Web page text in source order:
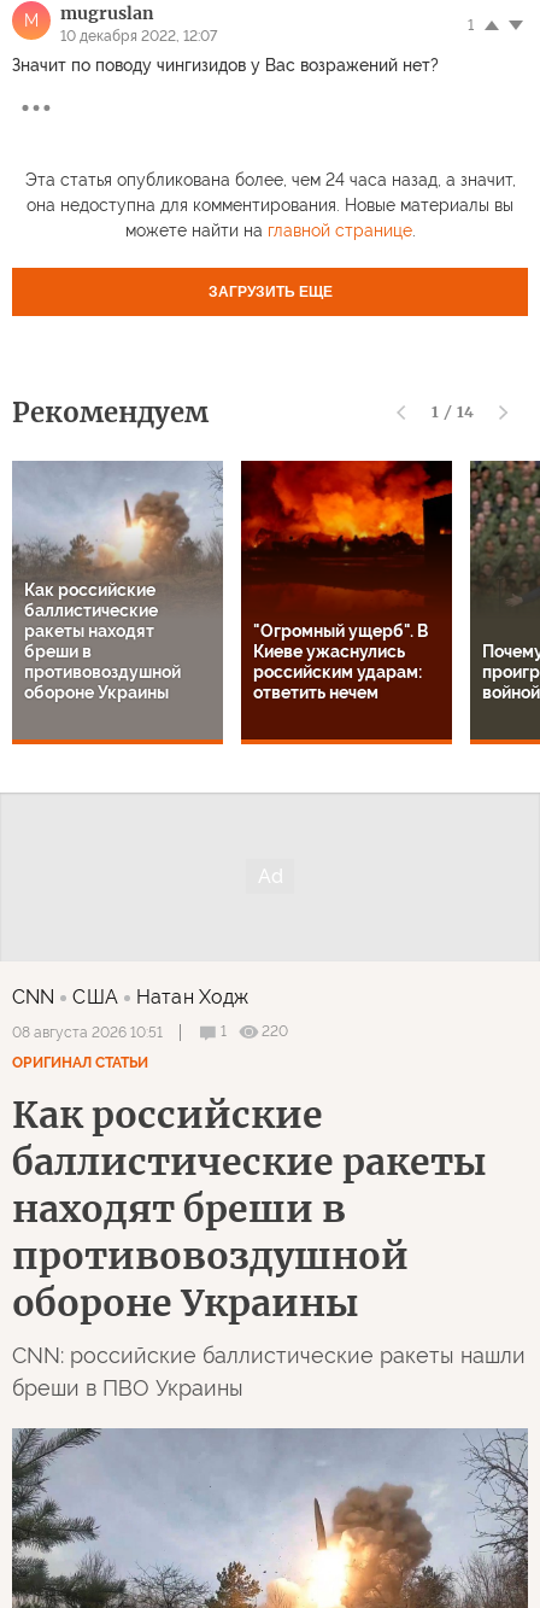
M mugruslan
10 декабря 2022, 12:07
1
Значит по поводу чингизидов у Вас возражений нет?
Эта статья опубликована более, чем 24 часа назад, а значит,
она недоступна для комментирования. Новые материалы вы
можете найти на главной странице.
ЗАГРУЗИТЬ ЕЩЕ
Рекомендуем 1 / 14
Как российские
баллистические
ракеты находят
бреши в
противовоздушной
обороне Украины
"Огромный ущерб". В
Киеве ужаснулись
российским ударам:
ответить нечем
CNN США Натан Ходж
08 августа 2026 10:51 1
220
ОРИГИНАЛ СТАТЬИ
Как российские
баллистические ракеты
находят бреши в
противовоздушной
обороне Украины
CNN: российские баллистические ракеты нашли
бреши в ПВО Украины